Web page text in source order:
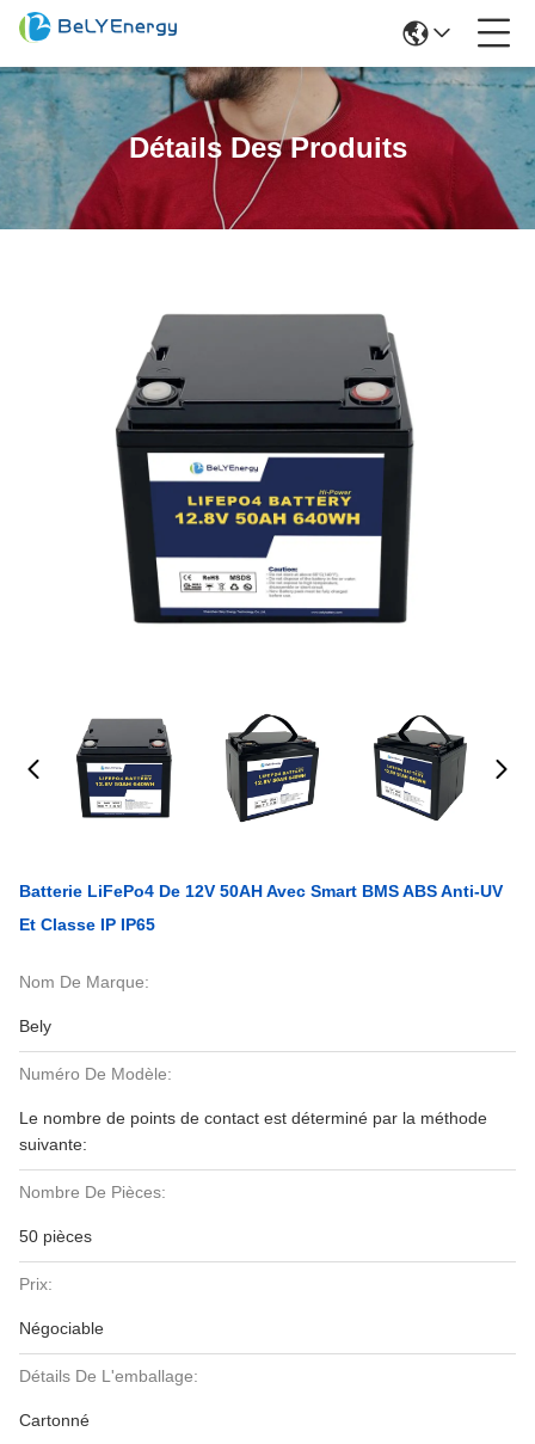
Détails Des Produits
Batterie LiFePo4 De 12V 50AH Avec Smart BMS ABS Anti-UV
Et Classe IP IP65
Nom De Marque:
Bely
Numéro De Modèle:
Le nombre de points de contact est déterminé par la méthode
suivante:
Nombre De Pièces:
50 pièces
Prix:
Négociable
Détails De L'emballage:
Cartonné